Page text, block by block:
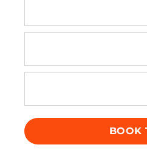
BOOK